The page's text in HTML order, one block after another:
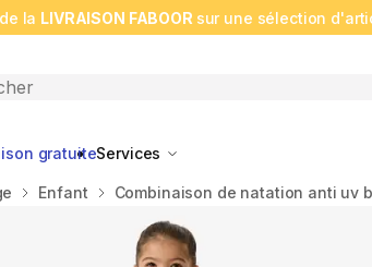
la LIVRAISON FABOOR sur une sélection
gratuiteServices
Enfant Combinaison de natation anti uv